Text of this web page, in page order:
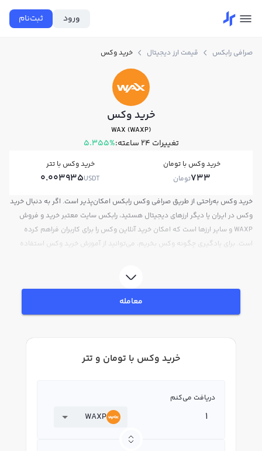
ورود ثبت‌نام
صرافی رابکس قیمت ارز دیجیتال خرید وکس
خرید وکس
WAX (WAXP)
تغییرات ۲۴ ساعته: 5.355%
خرید وکس با تومان
733تومان
خرید وکس با تتر
0.003935USDT
خرید وکس به‌راحتی از طریق صرافی وکس رابکس امکان‌پذیر است. اگر به دنبال خرید
وکس در ایران یا دیگر ارزهای دیجیتال هستید، رابکس سایت معتبر خرید و فروش
WAXP و سایر ارزها است که امکان خرید آنلاین وکس را برای کاربران فراهم کرده
است. برای یادگیری چگونه وکس بخریم، می‌توانید از آموزش خرید وکس استفاده
رابکس، قیمت لحظه‌ای، نمودار و امکانات فروش وکس نیز در دسترس شما قرار دارد
تا بتوانید تصمیمات بهتری در معاملات خود بگیرید.
معامله
خرید وکس با تومان و تتر
دریافت می‌کنم
WAXP